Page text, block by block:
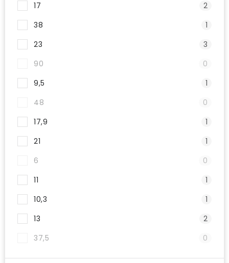
17
2
38
1
23
3
90
0
9,5
1
48
0
17,9
1
21
1
6
0
11
1
10,3
1
13
2
37,5
0